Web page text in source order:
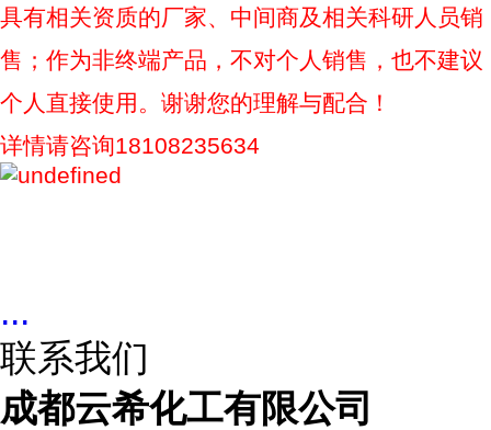
具有相关资质的厂家、中间商及相关科研人员销
售；作为非终端产品，不对个人销售，也不建议
个人直接使用。谢谢您的理解与配合！
详情请咨询18108235634
...
联系我们
成都云希化工有限公司